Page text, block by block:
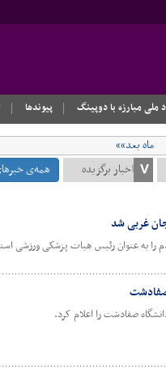
ملی مبارزه با دوپینگ پیوندها
ماه بعد»»
همه‌ی
غربی شد
به عنوان رئیس هیات پزشکی ورزشی
صفادشت
صفادشت را اعلام کرد.